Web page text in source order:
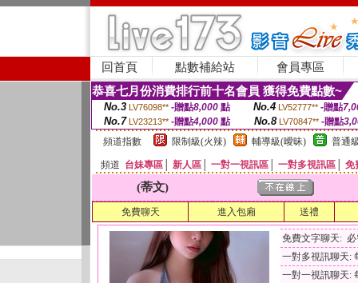
回首頁 點數補給站 會員專區
恭喜七月份消費排行前十名會員 獲得免費點數~
No.3 LV76098** -贈點8,000點 No.4 LV52777** -贈點
No.7 LV23213** -贈點4,000 點 No.8 LV70847** -贈點
頻道指數
限制級(火辣) 輔導級(曖昧) 普通
頻道 台妹專區 新人區 一對一視訊區 一對多視訊區 免
(蒂文)
免費聊天 進入包廂 送禮
免費文字聊天:
一對多視訊聊天:
一對一視訊聊天: